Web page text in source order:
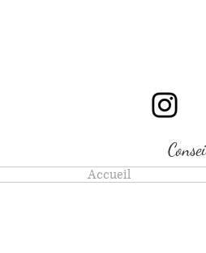
Accueil